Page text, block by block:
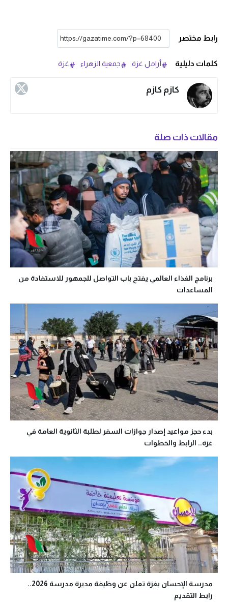
رابط مختصر
كلمات دليلية أرامل غزة جمعية الزهراء غزة
كازم كازم
مقالات ذات صلة
برنامج الغذاء العالمي يفتح باب التواصل للجمهور للاستفادة من
المساعدات
بدء حجز مواعيد إصدار جوازات السفر لطلبة الثانوية العامة في
غزة.. الرابط والخطوات
مدرسة الإحسان بغزة تعلن عن وظيفة مديرة مدرسة 2026..
رابط التقديم